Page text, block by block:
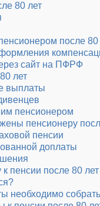
80 лет
после 80
сайт на ПФРФ
лет
выплаты
пенсионером
пенсионеру
пенсии
доплаты
к пенсии после 80
необходимо